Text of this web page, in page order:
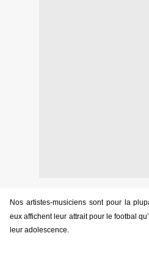
Nos artistes-musiciens sont pour la
eux affichent leur attrait pour le footbal
leur adolescence.